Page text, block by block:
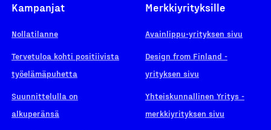
Kampanjat
Nollatilanne
Tervetuloa kohti positiivista
työelämäpuhetta
Suunnittelulla on
alkuperänsä
Merkkiyrityksille
Avainlippu-yrityksen sivu
Design from Finland -
yrityksen sivu
Yhteiskunnallinen Yritys -
merkkiyrityksen sivu